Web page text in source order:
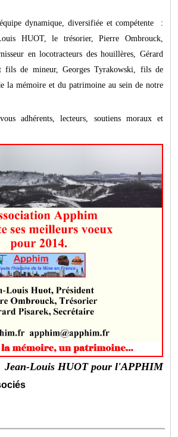
dynamique, diversifiée et compétente :
HUOT, le trésorier, Pierre Ombrouck,
en locotracteurs des houillères, Gérard
fils de mineur, Georges Tyrakowski, fils de
la mémoire et du patrimoine au sein de notre
adhérents, lecteurs, soutiens moraux et
Jean-Louis HUOT pour l'APPHIM